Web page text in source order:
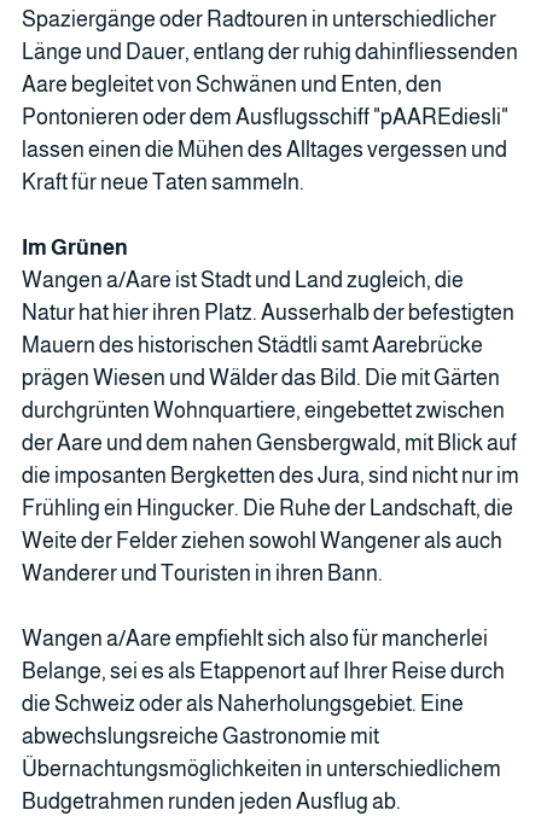
Spaziergänge oder Radtouren in unterschiedlicher
Länge und Dauer, entlang der ruhig dahinfliessenden
Aare begleitet von Schwänen und Enten, den
Pontonieren oder dem Ausflugsschiff "pAAREdiesli"
lassen einen die Mühen des Alltages vergessen und
Kraft für neue Taten sammeln.
Im Grünen
Wangen a/Aare ist Stadt und Land zugleich, die
Natur hat hier ihren Platz. Ausserhalb der befestigten
Mauern des historischen Städtli samt Aarebrücke
prägen Wiesen und Wälder das Bild. Die mit Gärten
durchgrünten Wohnquartiere, eingebettet zwischen
der Aare und dem nahen Gensbergwald, mit Blick auf
die imposanten Bergketten des Jura, sind nicht nur im
Frühling ein Hingucker. Die Ruhe der Landschaft, die
Weite der Felder ziehen sowohl Wangener als auch
Wanderer und Touristen in ihren Bann.
Wangen a/Aare empfiehlt sich also für mancherlei
Belange, sei es als Etappenort auf Ihrer Reise durch
die Schweiz oder als Naherholungsgebiet. Eine
abwechslungsreiche Gastronomie mit
Übernachtungsmöglichkeiten in unterschiedlichem
Budgetrahmen runden jeden Ausflug ab.